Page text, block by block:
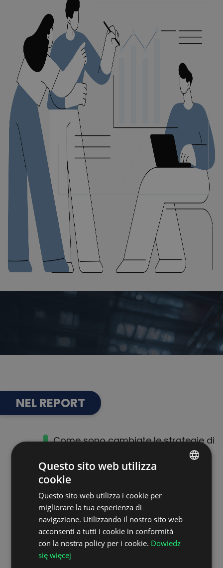
NEL REPORT
Come sono cambiate le strategie di
impostazione dei trasporti negli
ultimi 5 anni
La rilevanza delle relazioni umane e
dell’intelligenza artificiale per
un’efficiente gestione dei trasporti
Le prospettive per una transizione
verso una logistica più sostenibile
GERMAN
UKRAINIAN
SPANISH
Questo sito web utilizza
cookie
Questo sito web utilizza i cookie per
migliorare la tua esperienza di
navigazione. Utilizzando il nostro sito web
acconsenti a tutti i cookie in conformità
con la nostra policy per i cookie. Dowiedz
się więcej